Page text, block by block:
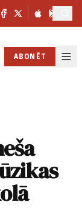
ABONĒT